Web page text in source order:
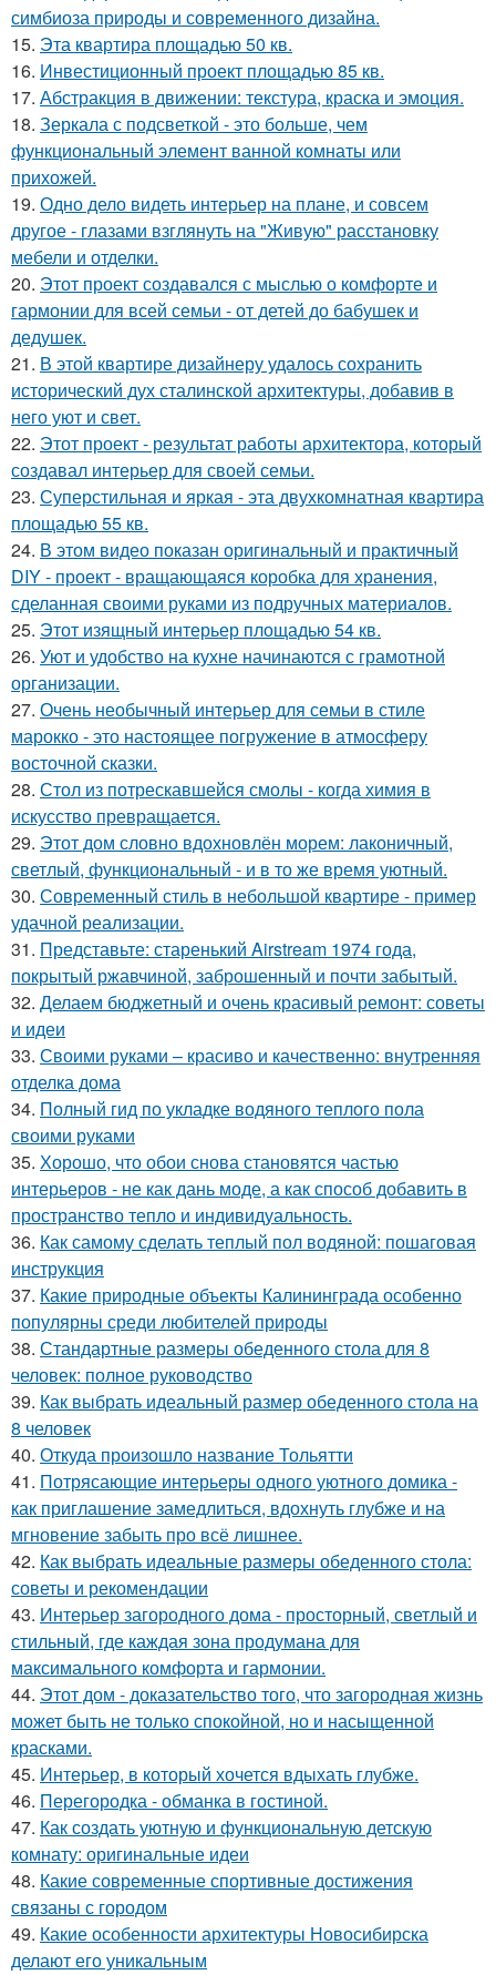
симбиоза природы и современного дизайна.
15. Эта квартира площадью 50 кв.
16. Инвестиционный проект площадью 85 кв.
17. Абстракция в движении: текстура, краска и эмоция.
18. Зеркала с подсветкой - это больше, чем
функциональный элемент ванной комнаты или
прихожей.
19. Одно дело видеть интерьер на плане, и совсем
другое - глазами взглянуть на "Живую" расстановку
мебели и отделки.
20. Этот проект создавался с мыслью о комфорте и
гармонии для всей семьи - от детей до бабушек и
дедушек.
21. В этой квартире дизайнеру удалось сохранить
исторический дух сталинской архитектуры, добавив в
него уют и свет.
22. Этот проект - результат работы архитектора, который
создавал интерьер для своей семьи.
23. Суперстильная и яркая - эта двухкомнатная квартира
площадью 55 кв.
24. В этом видео показан оригинальный и практичный
DIY - проект - вращающаяся коробка для хранения,
сделанная своими руками из подручных материалов.
25. Этот изящный интерьер площадью 54 кв.
26. Уют и удобство на кухне начинаются с грамотной
организации.
27. Очень необычный интерьер для семьи в стиле
марокко - это настоящее погружение в атмосферу
восточной сказки.
28. Стол из потрескавшейся смолы - когда химия в
искусство превращается.
29. Этот дом словно вдохновлён морем: лаконичный,
светлый, функциональный - и в то же время уютный.
30. Современный стиль в небольшой квартире - пример
удачной реализации.
31. Представьте: старенький Airstream 1974 года,
покрытый ржавчиной, заброшенный и почти забытый.
32. Делаем бюджетный и очень красивый ремонт: советы
и идеи
33. Своими руками – красиво и качественно: внутренняя
отделка дома
34. Полный гид по укладке водяного теплого пола
своими руками
35. Хорошо, что обои снова становятся частью
интерьеров - не как дань моде, а как способ добавить в
пространство тепло и индивидуальность.
36. Как самому сделать теплый пол водяной: пошаговая
инструкция
37. Какие природные объекты Калининграда особенно
популярны среди любителей природы
38. Стандартные размеры обеденного стола для 8
человек: полное руководство
39. Как выбрать идеальный размер обеденного стола на
8 человек
40. Откуда произошло название Тольятти
41. Потрясающие интерьеры одного уютного домика -
как приглашение замедлиться, вдохнуть глубже и на
мгновение забыть про всё лишнее.
42. Как выбрать идеальные размеры обеденного стола:
советы и рекомендации
43. Интерьер загородного дома - просторный, светлый и
стильный, где каждая зона продумана для
максимального комфорта и гармонии.
44. Этот дом - доказательство того, что загородная жизнь
может быть не только спокойной, но и насыщенной
красками.
45. Интерьер, в который хочется вдыхать глубже.
46. Перегородка - обманка в гостиной.
47. Как создать уютную и функциональную детскую
комнату: оригинальные идеи
48. Какие современные спортивные достижения
связаны с городом
49. Какие особенности архитектуры Новосибирска
делают его уникальным